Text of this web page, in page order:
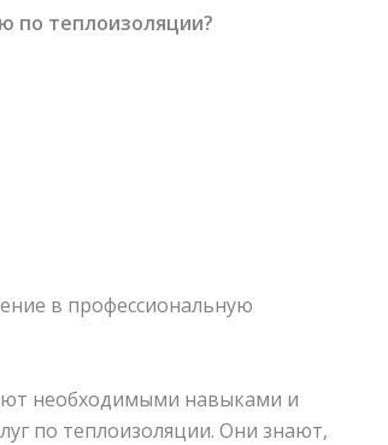
по теплоизоляции?
в профессиональную
необходимыми навыками и
по теплоизоляции. Они знают,